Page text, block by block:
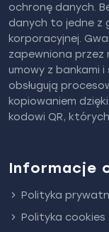
ochronę danych.
danych to jedne z
korporacyjnej.
zapewniona
umowy z bankami
obsługują
kopiowaniem
kodowi QR,
Informacje
Polityka
Polityka cookies